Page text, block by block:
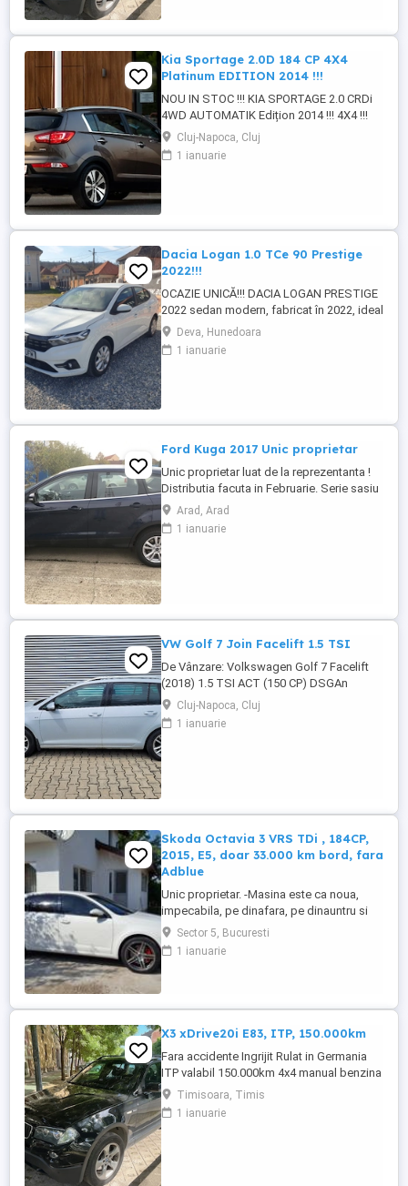
Kia Sportage 2.0D 184 CP 4X4
Platinum EDITION 2014 !!!
NOU IN STOC !!! KIA SPORTAGE 2.0 CRDi
4WD AUTOMATIK Edițion 2014 !!! 4X4 !!!
SUV Diesel, 1995 cm3, 184 CP, transmisie
automată, tracțiune integrală 4WD. Import
Germania. Mașină bine întreținută, foarte
Cluj-Napoca, Cluj
1 ianuarie
Dacia Logan 1.0 TCe 90 Prestige
2022!!!
OCAZIE UNICĂ!!! DACIA LOGAN PRESTIGE
2022 sedan modern, fabricat în 2022, ideal
pentru familie sau navetă urbană. Mașină
cu consum redus, dotată cu sisteme
avansate de siguranță și confort, pregătită
Deva, Hunedoara
1 ianuarie
Ford Kuga 2017 Unic proprietar
Unic proprietar luat de la reprezentanta !
Distributia facuta in Februarie. Serie sasiu
WF0AXXWPMAHC82078
Arad, Arad
1 ianuarie
VW Golf 7 Join Facelift 1.5 TSI
De Vânzare: Volkswagen Golf 7 Facelift
(2018) 1.5 TSI ACT (150 CP) DSGAn
fabricație: 2018 Rulaj: 192.000 km (reali,
verificabili)Motorizare: 1.5 TSI ACT
(Benzină, 150 CP, tehnologie de
Cluj-Napoca, Cluj
1 ianuarie
Skoda Octavia 3 VRS TDi , 184CP,
2015, E5, doar 33.000 km bord, fara
Adblue
Unic proprietar. -Masina este ca noua,
impecabila, pe dinafara, pe dinauntru si
tehnic. -Este ultra-intretinuta cu multa
pasiune. -TOTUL este la zi. -Unitate media
"Bolero" cu Sistem de sunet "Canton" (9dif
scaunele din spate -Keyless. -Alarma ...
Sector 5, Bucuresti
1 ianuarie
X3 xDrive20i E83, ITP, 150.000km
Fara accidente Ingrijit Rulat in Germania
ITP valabil 150.000km 4x4 manual benzina
150CP 1995 cm3 prima inmatriculare 10
2009 incalzire scaune fata tempomat
senzori parcare fata + spate comenzi pe
Timisoara, Timis
1 ianuarie